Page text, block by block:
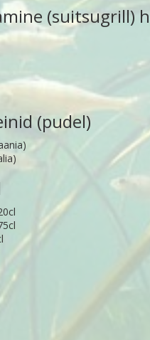
(suitsugrill)
(pudel)